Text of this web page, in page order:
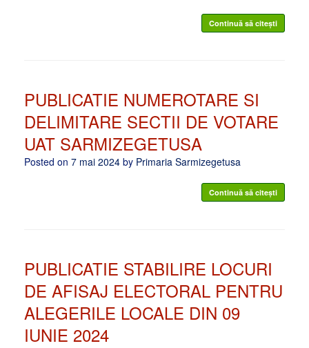
Continuă să citești
PUBLICATIE NUMEROTARE SI
DELIMITARE SECTII DE VOTARE
UAT SARMIZEGETUSA
Posted on 7 mai 2024 by Primaria Sarmizegetusa
Continuă să citești
PUBLICATIE STABILIRE LOCURI
DE AFISAJ ELECTORAL PENTRU
ALEGERILE LOCALE DIN 09
IUNIE 2024